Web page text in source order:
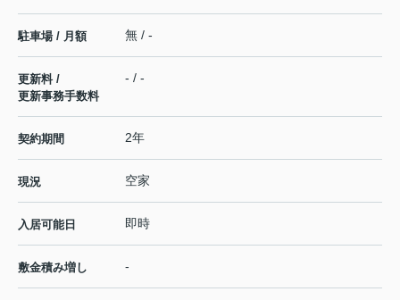
駐車場 / 月額 無 / -
更新料 /
更新事務手数料
- / -
契約期間 2年
現況 空家
入居可能日 即時
敷金積み増し -